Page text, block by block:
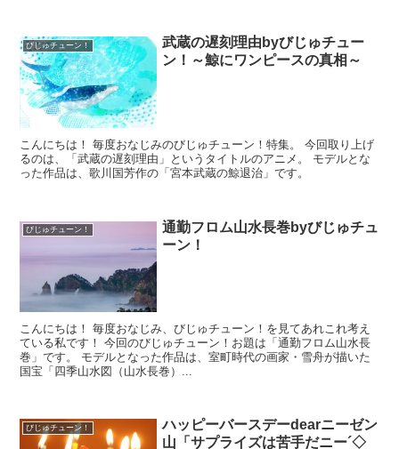
びじゅチューン！
武蔵の遅刻理由byびじゅチュー
ン！～鯨にワンピースの真相～
こんにちは！ 毎度おなじみのびじゅチューン！特集。 今回取り上げ
るのは、「武蔵の遅刻理由」というタイトルのアニメ。 モデルとな
った作品は、歌川国芳作の「宮本武蔵の鯨退治」です。
びじゅチューン！
通勤フロム山水長巻byびじゅチュ
ーン！
こんにちは！ 毎度おなじみ、びじゅチューン！を見てあれこれ考え
ている私です！ 今回のびじゅチューン！お題は「通勤フロム山水長
巻」です。 モデルとなった作品は、室町時代の画家・雪舟が描いた
国宝「四季山水図（山水長巻）...
びじゅチューン！
ハッピーバースデーdearニーゼン
山「サプライズは苦手だニー´◇